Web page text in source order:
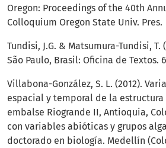
Oregon: Proceedings of the 40th
Colloquium Oregon State Univ. Pres.
Tundisi, J.G. & Matsumura-Tundisi,
São Paulo, Brasil: Oficina de Textos.
Villabona-González, S. L. (2012).
espacial y temporal de la
embalse Riogrande II, Antioquia,
con variables abióticas y grupos
doctorado en biología. Medellín